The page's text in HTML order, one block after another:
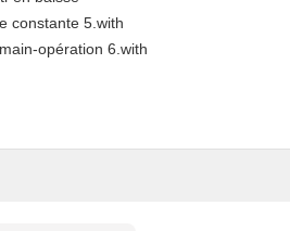
constante 5.with
opération 6.with